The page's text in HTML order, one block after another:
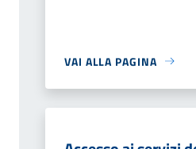
VAI ALLA PAGINA